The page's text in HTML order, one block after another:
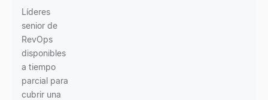
Líderes
senior de
RevOps
disponibles
a tiempo
parcial para
cubrir una